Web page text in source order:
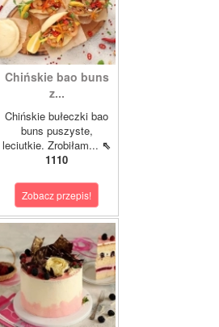
Chińskie bao buns
z...
Chińskie bułeczki bao
buns puszyste,
leciutkie. Zrobiłam... ⇖
1110
Zobacz przepis!